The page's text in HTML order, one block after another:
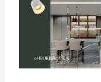
照
明
配
置
重